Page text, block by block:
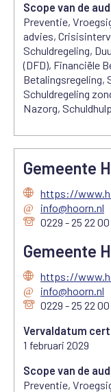
Scope van de
Preventie,
advies,
Schuldregeling,
(DFD), Financiële
Betalingsregeling,
Schuldregeling
Nazorg,
Gemeente
https://
info@hoorn.nl
0229 - 25 22 00
Gemeente
https://
info@hoorn.nl
0229 - 25 22 00
Vervaldatum
1 februari 2029
Scope van de
Preventie,